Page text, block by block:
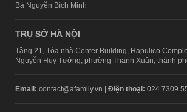
Bà Nguyễn Bích Minh
TRỤ SỞ HÀ NỘI
Tầng 21, Tòa nhà Center Building, Hapulico
Nguyễn Huy Tưởng, phường Thanh Xuân, thành
Email: contact@afamily.vn | Điện thoại: 024 7309